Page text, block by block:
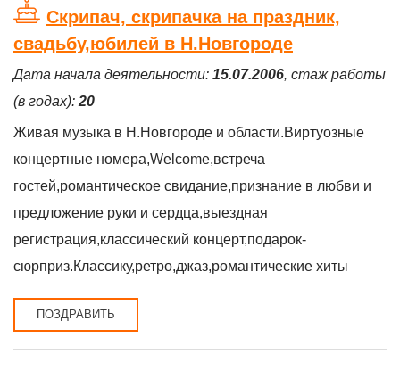
Скрипач, скрипачка на праздник,
свадьбу,юбилей в Н.Новгороде
Дата начала деятельности: 15.07.2006, стаж работы
(в годах): 20
Живая музыка в Н.Новгороде и области.Виртуозные
концертные номера,Welcome,встреча
гостей,романтическое свидание,признание в любви и
предложение руки и сердца,выездная
регистрация,классический концерт,подарок-
сюрприз.Классику,ретро,джаз,романтические хиты
ПОЗДРАВИТЬ